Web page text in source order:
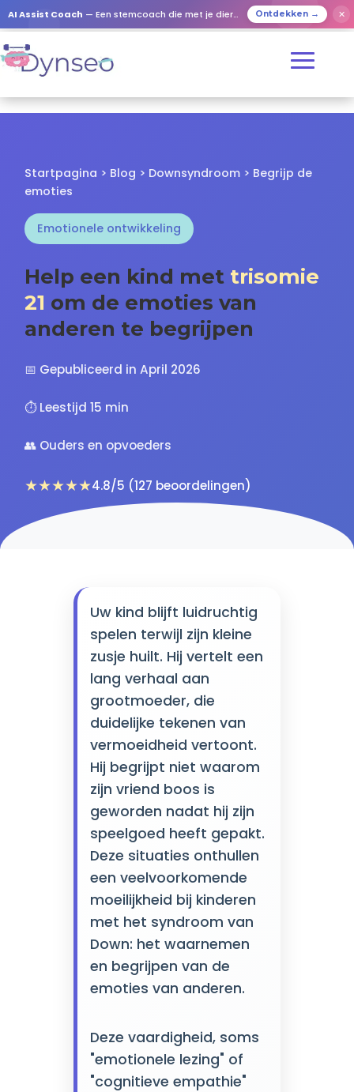
AI Assist Coach — Een stemcoach die met je dierbaren speelt Ontdekken → ✕
Startpagina > Blog > Downsyndroom > Begrijp de
emoties
Emotionele ontwikkeling
Help een kind met trisomie
21 om de emoties van
anderen te begrijpen
📅 Gepubliceerd in April 2026
⏱️ Leestijd 15 min
👥 Ouders en opvoeders
★★★★★4.8/5 (127 beoordelingen)
Uw kind blijft luidruchtig
spelen terwijl zijn kleine
zusje huilt. Hij vertelt een
lang verhaal aan
grootmoeder, die
duidelijke tekenen van
vermoeidheid vertoont.
Hij begrijpt niet waarom
zijn vriend boos is
geworden nadat hij zijn
speelgoed heeft gepakt.
Deze situaties onthullen
een veelvoorkomende
moeilijkheid bij kinderen
met het syndroom van
Down: het waarnemen
en begrijpen van de
emoties van anderen.
Deze vaardigheid, soms
"emotionele lezing" of
"cognitieve empathie"